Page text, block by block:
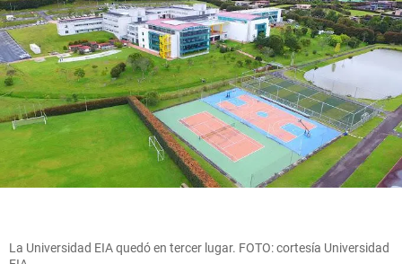
La Universidad EIA quedó en tercer lugar. FOTO: cortesía Universidad